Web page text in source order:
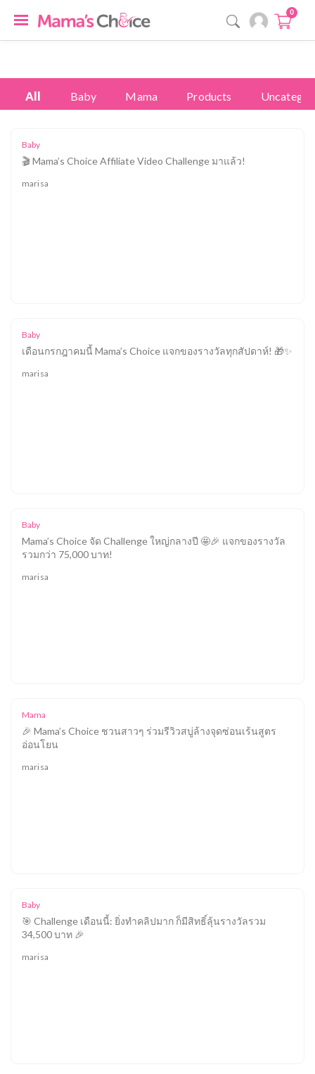
0
All Baby Mama Products
Baby
🎬 Mama’s Choice Affiliate Video Challenge มาแล้ว!
marisa
Baby
เดือนกรกฎาคมนี้ Mama’s Choice แจกของรางวัลทุกสัปดาห์! 🎁✨
marisa
Baby
Mama’s Choice จัด Challenge ใหญ่กลางปี 🤩🎉 แจกของรางวัล
รวมกว่า 75,000 บาท!
marisa
Mama
🎉 Mama’s Choice ชวนสาวๆ ร่วมรีวิวสบู่ล้างจุดซ่อนเร้นสูตร
อ่อนโยน
marisa
Baby
🎯 Challenge เดือนนี้: ยิ่งทำคลิปมาก ก็มีสิทธิ์ลุ้นรางวัลรวม
34,500 บาท 🎉
marisa